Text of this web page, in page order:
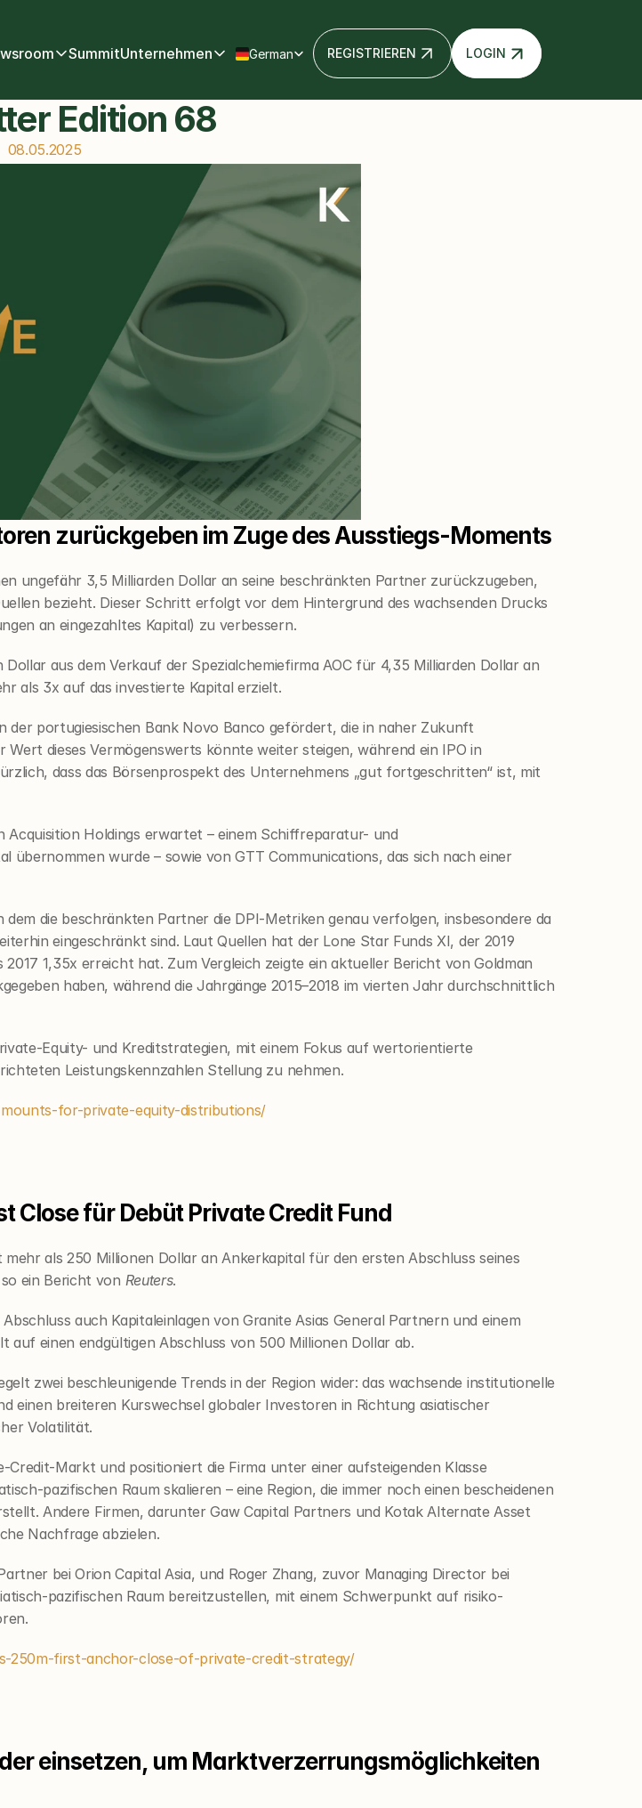
SummitUnternehmen German REGISTRIEREN LOGIN
Edition 68
08.05.2025
zurückgeben im Zuge des Ausstiegs-Moments
ungefähr 3,5 Milliarden Dollar an seine beschränkten Partner zurückzugeben,
bezieht. Dieser Schritt erfolgt vor dem Hintergrund des wachsenden Drucks
an eingezahltes Kapital) zu verbessern.
aus dem Verkauf der Spezialchemiefirma AOC für 4,35 Milliarden Dollar an
als 3x auf das investierte Kapital erzielt.
portugiesischen Bank Novo Banco gefördert, die in naher Zukunft
dieses Vermögenswerts könnte weiter steigen, während ein IPO in
dass das Börsenprospekt des Unternehmens „gut fortgeschritten“ ist, mit
Holdings erwartet – einem Schiffreparatur- und
wurde – sowie von GTT Communications, das sich nach einer
die beschränkten Partner die DPI-Metriken genau verfolgen, insbesondere da
eingeschränkt sind. Laut Quellen hat der Lone Star Funds XI, der 2019
1,35x erreicht hat. Zum Vergleich zeigte ein aktueller Bericht von Goldman
haben, während die Jahrgänge 2015–2018 im vierten Jahr durchschnittlich
Equity- und Kreditstrategien, mit einem Fokus auf wertorientierte
Leistungskennzahlen Stellung zu nehmen.
for-private-equity-distributions/
Close für Debüt Private Credit Fund
als 250 Millionen Dollar an Ankerkapital für den ersten Abschluss seines
ein Bericht von Reuters.
auch Kapitaleinlagen von Granite Asias General Partnern und einem
einen endgültigen Abschluss von 500 Millionen Dollar ab.
zwei beschleunigende Trends in der Region wider: das wachsende institutionelle
einen breiteren Kurswechsel globaler Investoren in Richtung asiatischer
Volatilität.
Markt und positioniert die Firma unter einer aufsteigenden Klasse
pazifischen Raum skalieren – eine Region, die immer noch einen bescheidenen
Andere Firmen, darunter Gaw Capital Partners und Kotak Alternate Asset
Nachfrage abzielen.
bei Orion Capital Asia, und Roger Zhang, zuvor Managing Director bei
pazifischen Raum bereitzustellen, mit einem Schwerpunkt auf risiko-
250m-first-anchor-close-of-private-credit-strategy/
einsetzen, um Marktverzerrungsmöglichkeiten